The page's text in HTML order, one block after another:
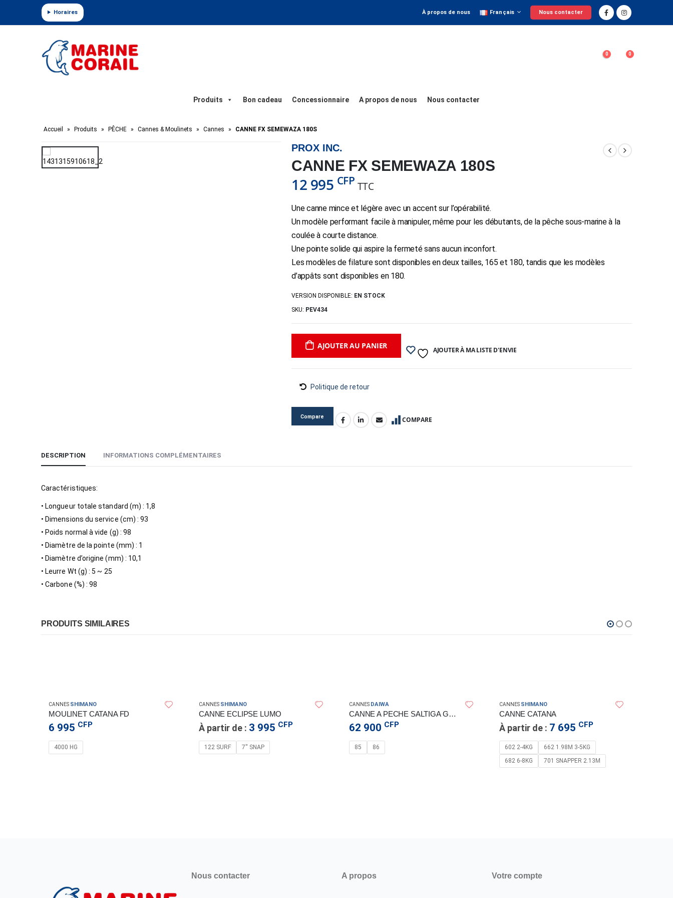
Horaires À propos de nous Français Nous contacter
0 0
Produits Bon cadeau Concessionnaire A propos de nous Nous contacter
Accueil » Produits » PÊCHE » Cannes & Moulinets » Cannes » CANNE FX SEMEWAZA 180S
PROX INC.
CANNE FX SEMEWAZA 180S
12 995 CFP TTC
Une canne mince et légère avec un accent sur l’opérabilité.
Un modèle performant facile à manipuler, même pour les débutants, de la pêche sous-marine à la
coulée à courte distance.
Une pointe solide qui aspire la fermeté sans aucun inconfort.
Les modèles de filature sont disponibles en deux tailles, 165 et 180, tandis que les modèles
d’appâts sont disponibles en 180.
VERSION DISPONIBLE: EN STOCK
SKU: PEV434
AJOUTER AU PANIER AJOUTER À MA LISTE D'ENVIE
Politique de retour
Compare COMPARE
DESCRIPTION INFORMATIONS COMPLÉMENTAIRES
Caractéristiques:
• Longueur totale standard (m) : 1,8
• Dimensions du service (cm) : 93
• Poids normal à vide (g) : 98
• Diamètre de la pointe (mm) : 1
• Diamètre d’origine (mm) : 10,1
• Leurre Wt (g) : 5 ~ 25
• Carbone (%) : 98
PRODUITS SIMILAIRES
CANNES SHIMANO
MOULINET CATANA FD
6 995 CFP
4000 HG
CANNES SHIMANO
CANNE ECLIPSE LUMO
À partir de : 3 995 CFP
122 SURF 7'' SNAP
CANNES DAIWA
CANNE A PECHE SALTIGA GT DAIWA
62 900 CFP
85 86
CANNES SHIMANO
CANNE CATANA
À partir de : 7 695 CFP
602 2-4KG
662 1.98M 3-5KG
682 6-8KG
701 SNAPPER 2.13M
Nous contacter A propos Votre compte
Panneau de gestion des cookies